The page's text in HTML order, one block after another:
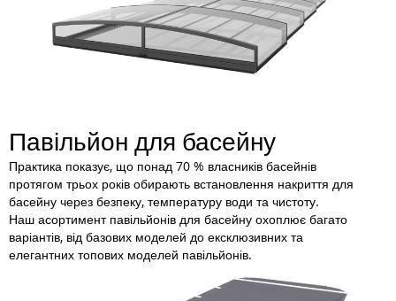
Павільйон для басейну
Практика показує, що понад 70 % власників басейнів
протягом трьох років обирають встановлення накриття для
басейну через безпеку, температуру води та чистоту.
Наш асортимент павільйонів для басейну охоплює багато
варіантів, від базових моделей до ексклюзивних та
елегантних топових моделей павільйонів.